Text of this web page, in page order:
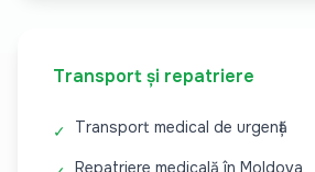
Transport și repatriere
✓ Transport medical de urgență
Repatriere medicală în Moldova